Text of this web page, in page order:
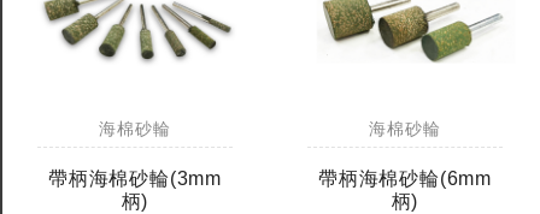
海棉砂輪
帶柄海棉砂輪(3mm
柄)
海棉砂輪
帶柄海棉砂輪(6mm
柄)